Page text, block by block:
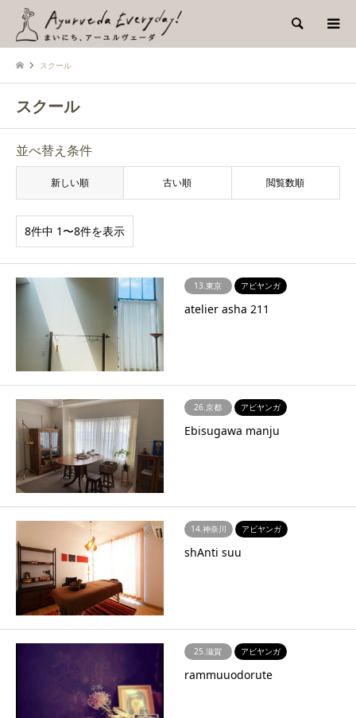
検索
スクール
スクール
並べ替え条件
新しい順 古い順 閲覧数順
8件中 1〜8件を表示
13.東京 アビヤンガ
atelier asha 211
26.京都 アビヤンガ
Ebisugawa manju
14.神奈川 アビヤンガ
shAnti suu
25.滋賀 アビヤンガ
rammuuodorute